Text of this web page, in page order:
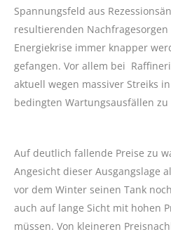
Spannungsfeld aus
resultierenden
Energiekrise immer knapper
gefangen. Vor allem bei
aktuell wegen massiver Streiks
bedingten Wartungsausfällen zu
Auf deutlich fallende Preise zu
Angesicht dieser Ausgangslage
vor dem Winter seinen Tank
auch auf lange Sicht mit hohen
müssen. Von kleineren